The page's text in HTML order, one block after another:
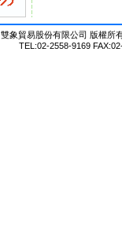
雙象貿易股份有限公司 版權所
TEL:02-2558-9169